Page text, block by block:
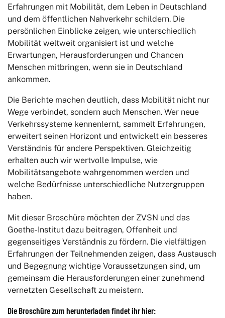
Die Verkehrsunternehmen
Die Aufgabenträger
Das VSN-Liniennetz
Stellenangebote
Erfahrungen mit Mobilität, dem Leben in Deutschland
und dem öffentlichen Nahverkehr schildern. Die
persönlichen Einblicke zeigen, wie unterschiedlich
Mobilität weltweit organisiert ist und welche
Erwartungen, Herausforderungen und Chancen
Menschen mitbringen, wenn sie in Deutschland
ankommen.
Die Berichte machen deutlich, dass Mobilität nicht nur
Wege verbindet, sondern auch Menschen. Wer neue
Verkehrssysteme kennenlernt, sammelt Erfahrungen,
erweitert seinen Horizont und entwickelt ein besseres
Verständnis für andere Perspektiven. Gleichzeitig
erhalten auch wir wertvolle Impulse, wie
Mobilitätsangebote wahrgenommen werden und
welche Bedürfnisse unterschiedliche Nutzergruppen
haben.
Mit dieser Broschüre möchten der ZVSN und das
Goethe-Institut dazu beitragen, Offenheit und
gegenseitiges Verständnis zu fördern. Die vielfältigen
Erfahrungen der Teilnehmenden zeigen, dass Austausch
und Begegnung wichtige Voraussetzungen sind, um
gemeinsam die Herausforderungen einer zunehmend
vernetzten Gesellschaft zu meistern.
Die Broschüre zum herunterladen findet ihr hier: